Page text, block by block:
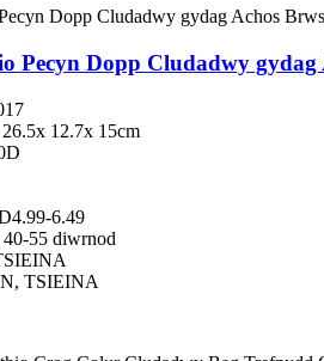
Pecyn Dopp Cludadwy
12.7x 15cm
6.49
40-55 diwrnod
TSIEINA